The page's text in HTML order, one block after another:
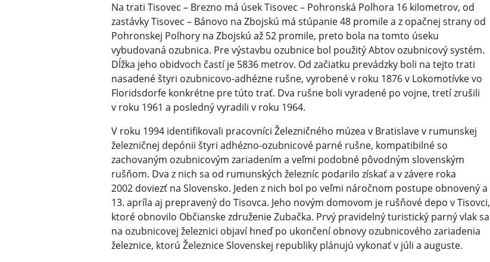
Na trati Tisovec – Brezno má úsek Tisovec – Pohronská Polhora 16 kilometrov, od
zastávky Tisovec – Bánovo na Zbojskú má stúpanie 48 promile a z opačnej strany od
Pohronskej Polhory na Zbojskú až 52 promile, preto bola na tomto úseku
vybudovaná ozubnica. Pre výstavbu ozubnice bol použitý Abtov ozubnicový systém.
Dĺžka jeho obidvoch častí je 5836 metrov. Od začiatku prevádzky boli na tejto trati
nasadené štyri ozubnicovo-adhézne rušne, vyrobené v roku 1876 v Lokomotívke vo
Floridsdorfe konkrétne pre túto trať. Dva rušne boli vyradené po vojne, tretí zrušili
v roku 1961 a posledný vyradili v roku 1964.
V roku 1994 identifikovali pracovníci Železničného múzea v Bratislave v rumunskej
železničnej depónii štyri adhézno-ozubnicové parné rušne, kompatibilné so
zachovaným ozubnicovým zariadením a veľmi podobné pôvodným slovenským
rušňom. Dva z nich sa od rumunských železníc podarilo získať a v závere roka
2002 doviezť na Slovensko. Jeden z nich bol po veľmi náročnom postupe obnovený a
13. apríla aj prepravený do Tisovca. Jeho novým domovom je rušňové depo v Tisovci,
ktoré obnovilo Občianske združenie Zubačka. Prvý pravidelný turistický parný vlak sa
na ozubnicovej železnici objaví hneď po ukončení obnovy ozubnicového zariadenia
železnice, ktorú Železnice Slovenskej republiky plánujú vykonať v júli a auguste.